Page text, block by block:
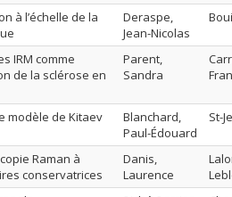
à l’échelle de la
Deraspe,
Jean-Nicolas
IRM comme
de la sclérose en
Parent,
Sandra
modèle de Kitaev
Blanchard,
Paul-Édouard
St-
Raman à
conservatrices
Danis,
Laurence